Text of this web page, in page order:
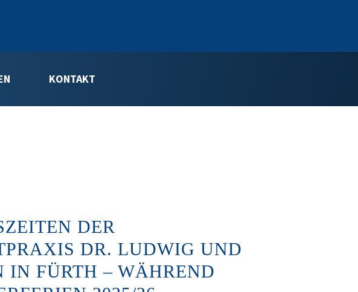
KONTAKT
DER
DR. LUDWIG UND
IN FÜRTH – WÄHREND